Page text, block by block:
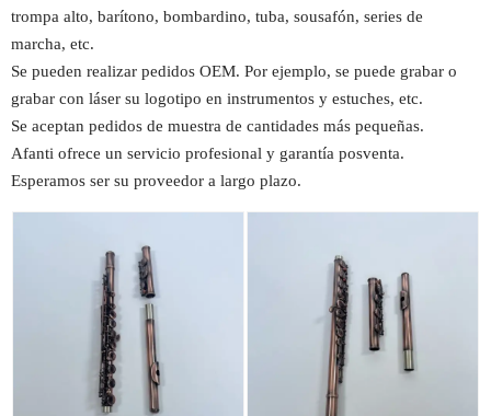
trompa alto, barítono, bombardino, tuba, sousafón, series de
marcha, etc.
Se pueden realizar pedidos OEM. Por ejemplo, se puede grabar o
grabar con láser su logotipo en instrumentos y estuches, etc.
Se aceptan pedidos de muestra de cantidades más pequeñas.
Afanti ofrece un servicio profesional y garantía posventa.
Esperamos ser su proveedor a largo plazo.